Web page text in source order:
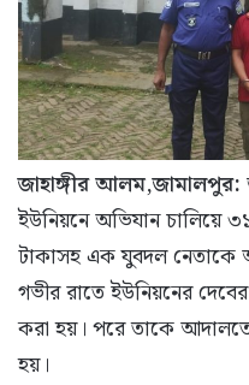
জাহাঙ্গীর আলম,জামালপুর:
ইউনিয়নে অভিযান চালিয়ে
টাকাসহ এক যুবদল
গভীর রাতে ইউনিয়নের
করা হয়। পরে তাকে
হয়।